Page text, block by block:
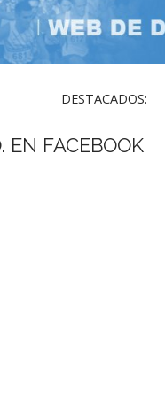
DESTACADOS:
EN FACEBOOK